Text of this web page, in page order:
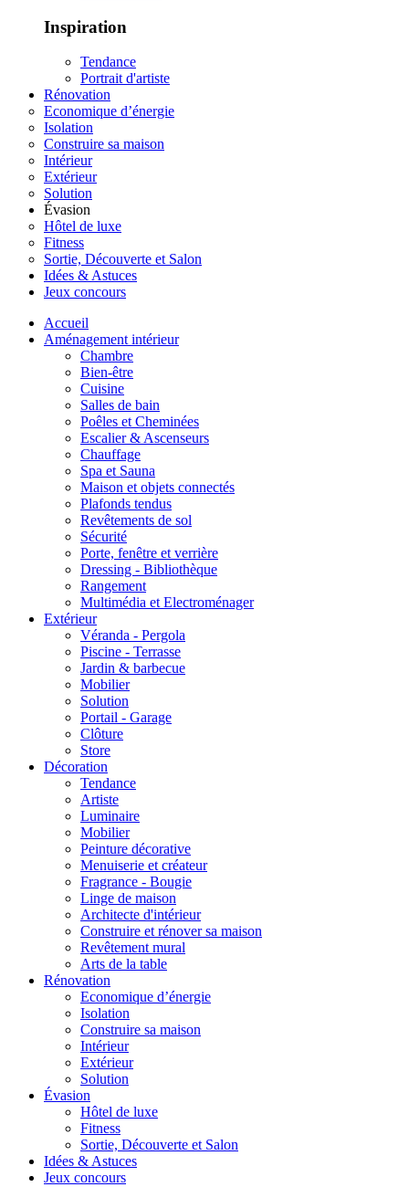
Inspiration
Tendance
Portrait d'artiste
Rénovation
Economique d’énergie
Isolation
Construire sa maison
Intérieur
Extérieur
Solution
Évasion
Hôtel de luxe
Fitness
Sortie, Découverte et Salon
Idées & Astuces
Jeux concours
Accueil
Aménagement intérieur
Chambre
Bien-être
Cuisine
Salles de bain
Poêles et Cheminées
Escalier & Ascenseurs
Chauffage
Spa et Sauna
Maison et objets connectés
Plafonds tendus
Revêtements de sol
Sécurité
Porte, fenêtre et verrière
Dressing - Bibliothèque
Rangement
Multimédia et Electroménager
Extérieur
Véranda - Pergola
Piscine - Terrasse
Jardin & barbecue
Mobilier
Solution
Portail - Garage
Clôture
Store
Décoration
Tendance
Artiste
Luminaire
Mobilier
Peinture décorative
Menuiserie et créateur
Fragrance - Bougie
Linge de maison
Architecte d'intérieur
Construire et rénover sa maison
Revêtement mural
Arts de la table
Rénovation
Economique d’énergie
Isolation
Construire sa maison
Intérieur
Extérieur
Solution
Évasion
Hôtel de luxe
Fitness
Sortie, Découverte et Salon
Idées & Astuces
Jeux concours